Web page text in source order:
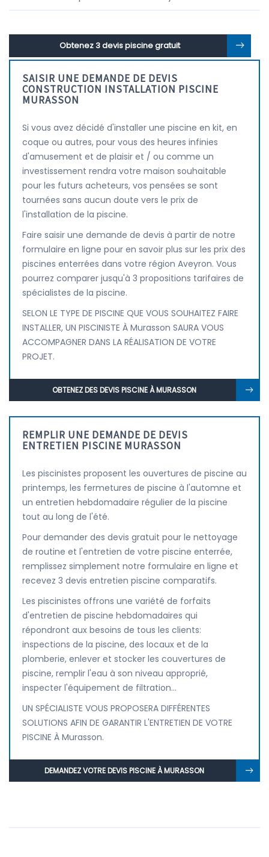
Obtenez 3 devis piscine gratuit
SAISIR UNE DEMANDE DE DEVIS
CONSTRUCTION INSTALLATION PISCINE
MURASSON
Si vous avez décidé d'installer une piscine en kit, en
coque ou autres, pour vous des heures infinies
d'amusement et de plaisir et / ou comme un
investissement rendra votre maison souhaitable
pour les futurs acheteurs, vos pensées se sont
tournées sans aucun doute vers le prix de
l'installation de la piscine.
Faire saisir une demande de devis à partir de notre
formulaire en ligne pour en savoir plus sur les prix des
piscines enterrées dans votre région Aveyron. Vous
pourrez comparer jusqu'à 3 propositions tarifaires de
spécialistes de la piscine.
SELON LE TYPE DE PISCINE QUE VOUS SOUHAITEZ FAIRE
INSTALLER, UN PISCINISTE À Murasson SAURA VOUS
ACCOMPAGNER DANS LA RÉALISATION DE VOTRE
PROJET.
OBTENEZ DES DEVIS PISCINE À MURASSON
REMPLIR UNE DEMANDE DE DEVIS
ENTRETIEN PISCINE MURASSON
Les piscinistes proposent les ouvertures de piscine au
printemps, les fermetures de piscine à l'automne et
un entretien hebdomadaire régulier de la piscine
tout au long de l'été.
Pour demander des devis gratuit pour le nettoyage
de routine et l'entretien de votre piscine enterrée,
remplissez simplement notre formulaire en ligne et
recevez 3 devis entretien piscine comparatifs.
Les piscinistes offrons une variété de forfaits
d'entretien de piscine hebdomadaires qui
répondront aux besoins de tous les clients:
inspections de la piscine, des locaux et de la
plomberie, enlever et stocker les couvertures de
piscine, remplir l'eau à son niveau approprié,
inspecter l'équipement de filtration...
UN SPÉCIALISTE VOUS PROPOSERA DIFFÉRENTES
SOLUTIONS AFIN DE GARANTIR L'ENTRETIEN DE VOTRE
PISCINE À Murasson.
DEMANDEZ VOTRE DEVIS PISCINE À MURASSON